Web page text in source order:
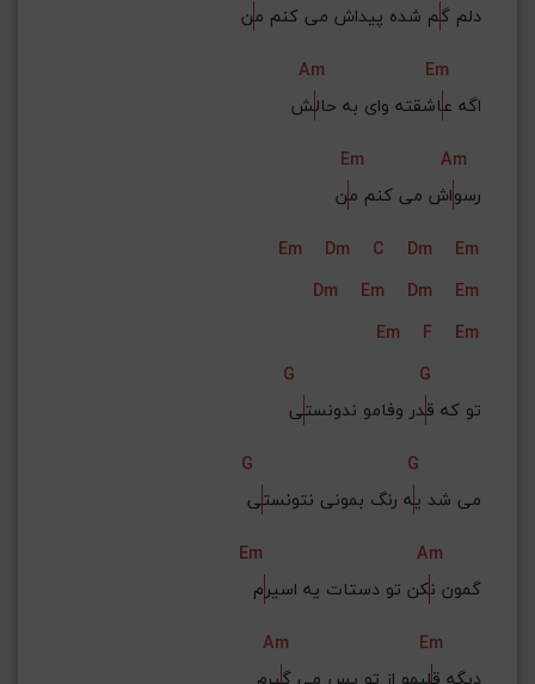
دلم گم شده پیداش می کنم من
Am
Em
اگه عاشقته وای به حالش
Em
Am
رسواش می کنم من
Em
Dm C Dm
Em
Dm
Em Dm
Em
Em
F
Em
G
G
تو که قدر وفامو ندونستی
G
G
می شد یه رنگ بمونی نتونستی
Em
Am
گمون نکن تو دستات یه اسیرم
Am
Em